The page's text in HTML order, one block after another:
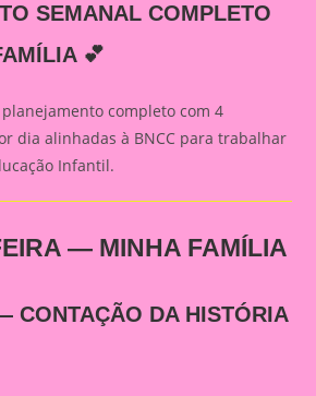
SEMANAL COMPLETO
💕
completo com 4
dia alinhadas à BNCC para trabalhar
Infantil.
— MINHA FAMÍLIA
CONTAÇÃO DA HISTÓRIA